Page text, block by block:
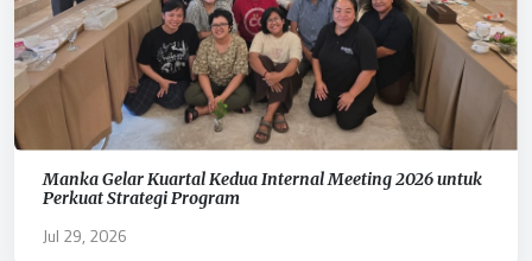
Manka Gelar Kuartal Kedua Internal Meeting 2026 untuk
Perkuat Strategi Program
Jul 29, 2026